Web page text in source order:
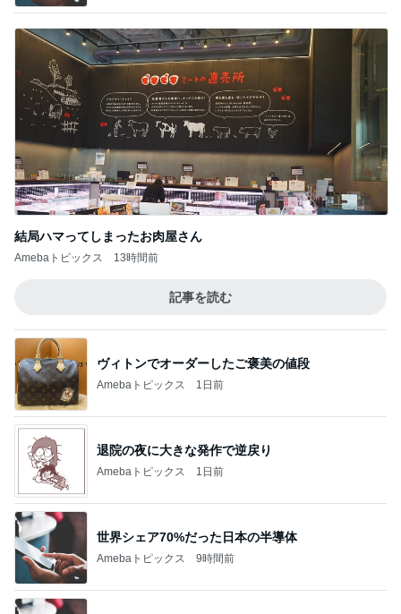
結局ハマってしまったお肉屋さん
Amebaトピックス 13時間前
記事を読む
ヴィトンでオーダーしたご褒美の値段
Amebaトピックス 1日前
退院の夜に大きな発作で逆戻り
Amebaトピックス 1日前
世界シェア70%だった日本の半導体
Amebaトピックス 9時間前